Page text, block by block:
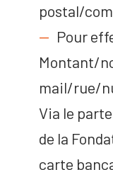
postal/
Pour
Montant/
mail/rue/
Via le
de la
carte